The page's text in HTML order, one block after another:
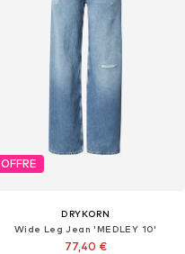
OFFRE
DRYKORN
Wide Leg Jean 'MEDLEY 10'
77,40 €